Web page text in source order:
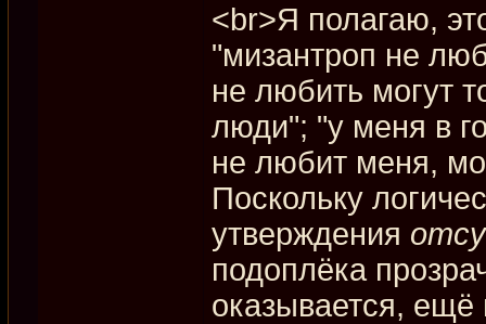
<br>Я полагаю,
"мизантроп не
не любить могут
люди"; "у меня в
не любит меня,
Поскольку
утверждения
подоплёка
оказывается,